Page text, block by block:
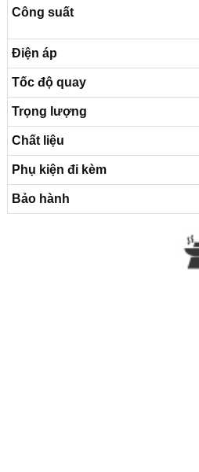
Công suất
Điện áp
Tốc độ quay
Trọng lượng
Chất liệu
Phụ kiện đi kèm
Bảo hành